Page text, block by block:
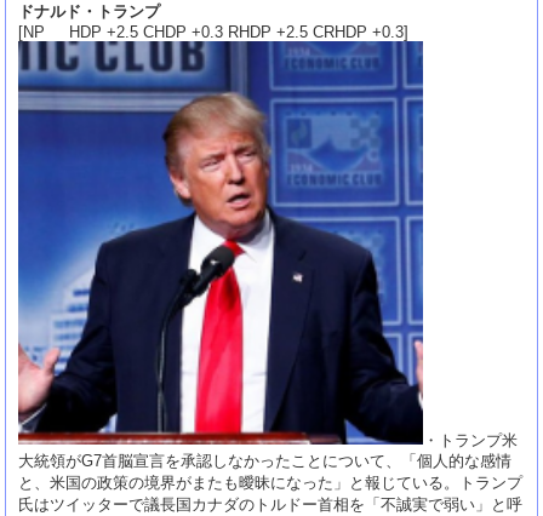
ドナルド・トランプ
[NP HDP +2.5 CHDP +0.3 RHDP +2.5 CRHDP +0.3]
・トランプ米
大統領がG7首脳宣言を承認しなかったことについて、「個人的な感情
と、米国の政策の境界がまたも曖昧になった」と報じている。トランプ
氏はツイッターで議長国カナダのトルドー首相を「不誠実で弱い」と呼